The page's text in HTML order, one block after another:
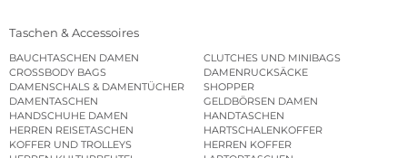
Taschen & Accessoires
BAUCHTASCHEN DAMEN
CLUTCHES UND MINIBAGS
CROSSBODY BAGS
DAMENRUCKSÄCKE
DAMENSCHALS & DAMENTÜCHER
SHOPPER
DAMENTASCHEN
GELDBÖRSEN DAMEN
HANDSCHUHE DAMEN
HANDTASCHEN
HERREN REISETASCHEN
HARTSCHALENKOFFER
KOFFER UND TROLLEYS
HERREN KOFFER